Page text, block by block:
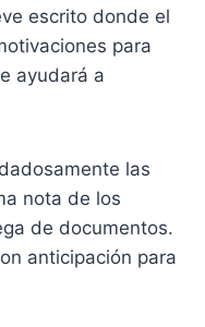
escrito donde el
para
ayudará a
las
nota de los
de documentos.
anticipación para